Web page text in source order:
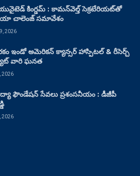
కింగ్డమ్ : కామన్‌వెల్త్ సెక్రటేరియట్‌తో
చాలెంజ్ సమావేశం
2026
ఇండో అమెరికన్ క్యాన్సర్ హాస్పిటల్ & రీసెర్చ్
వారి ఘనత
2026
ఫౌండేషన్ సేవలు ప్రశంసనీయం : డీజీపీ
2026